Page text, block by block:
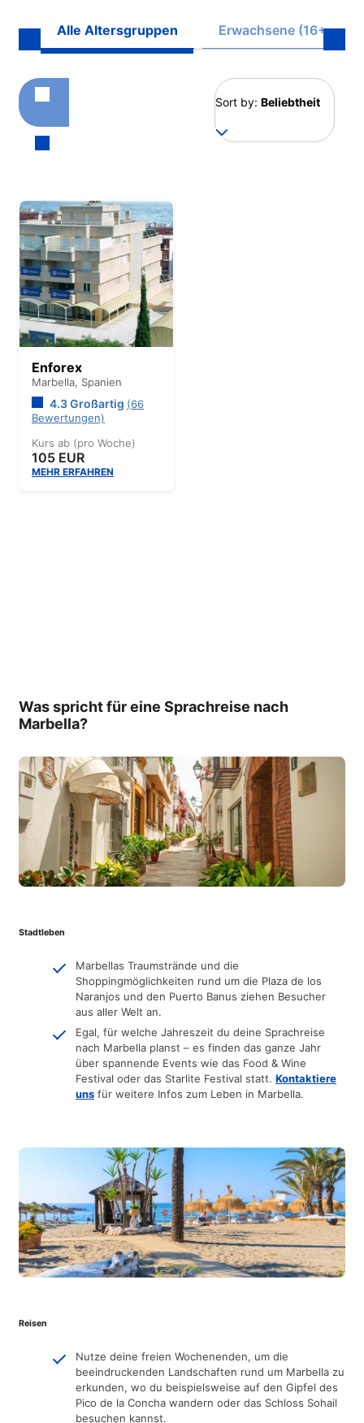
Alle Altersgruppen Erwachsene (16+)
Sort by: Beliebtheit
Enforex
Marbella, Spanien
4.3 Großartig (66
Bewertungen)
Kurs ab (pro Woche)
105 EUR
MEHR ERFAHREN
Was spricht für eine Sprachreise nach
Marbella?
Stadtleben
Marbellas Traumstrände und die
Shoppingmöglichkeiten rund um die Plaza de los
Naranjos und den Puerto Banus ziehen Besucher
aus aller Welt an.
Egal, für welche Jahreszeit du deine Sprachreise
nach Marbella planst – es finden das ganze Jahr
über spannende Events wie das Food & Wine
Festival oder das Starlite Festival statt. Kontaktiere
uns für weitere Infos zum Leben in Marbella.
Reisen
Nutze deine freien Wochenenden, um die
beeindruckenden Landschaften rund um Marbella zu
erkunden, wo du beispielsweise auf den Gipfel des
Pico de la Concha wandern oder das Schloss Sohail
besuchen kannst.